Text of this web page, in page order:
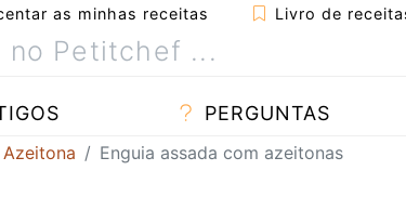
as minhas receitas Livro de
PERGUNTAS
Enguia assada com azeitonas